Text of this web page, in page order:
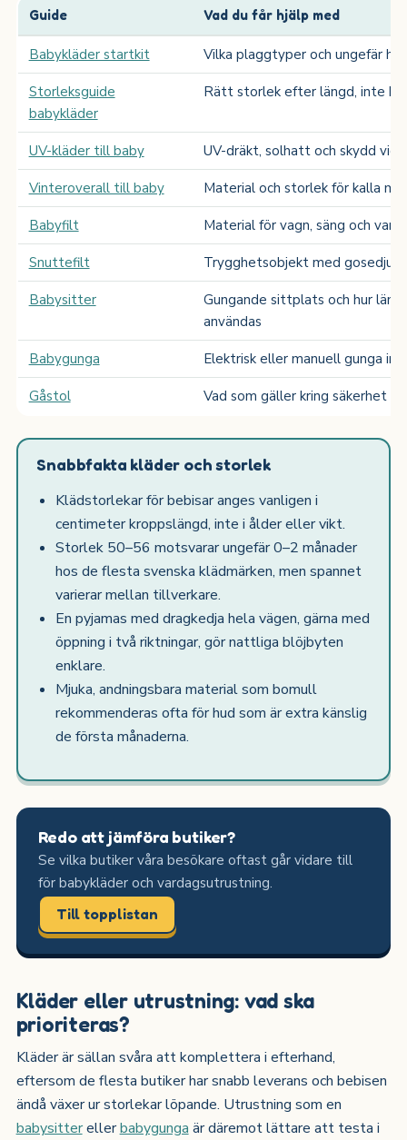
Guide Vad du får hjälp med
Babykläder startkit Vilka plaggtyper och ungefär
Storleksguide
babykläder
Rätt storlek efter längd, inte
UV-kläder till baby UV-dräkt, solhatt och skydd vid
Vinteroverall till baby Material och storlek för kalla
Babyfilt Material för vagn, säng och
Snuttefilt Trygghetsobjekt med gosedjur,
Babysitter
Gungande sittplats och hur
användas
Babygunga Elektrisk eller manuell gunga
Gåstol Vad som gäller kring säkerhet
Snabbfakta kläder och storlek
Klädstorlekar för bebisar anges vanligen i
centimeter kroppslängd, inte i ålder eller vikt.
Storlek 50–56 motsvarar ungefär 0–2 månader
hos de flesta svenska klädmärken, men spannet
varierar mellan tillverkare.
En pyjamas med dragkedja hela vägen, gärna med
öppning i två riktningar, gör nattliga blöjbyten
enklare.
Mjuka, andningsbara material som bomull
rekommenderas ofta för hud som är extra känslig
de första månaderna.
Redo att jämföra butiker?
Se vilka butiker våra besökare oftast går vidare till
för babykläder och vardagsutrustning.
Till topplistan
Kläder eller utrustning: vad ska
prioriteras?
Kläder är sällan svåra att komplettera i efterhand,
eftersom de flesta butiker har snabb leverans och bebisen
ändå växer ur storlekar löpande. Utrustning som en
babysitterellerbabygunga är däremot lättare att testa i